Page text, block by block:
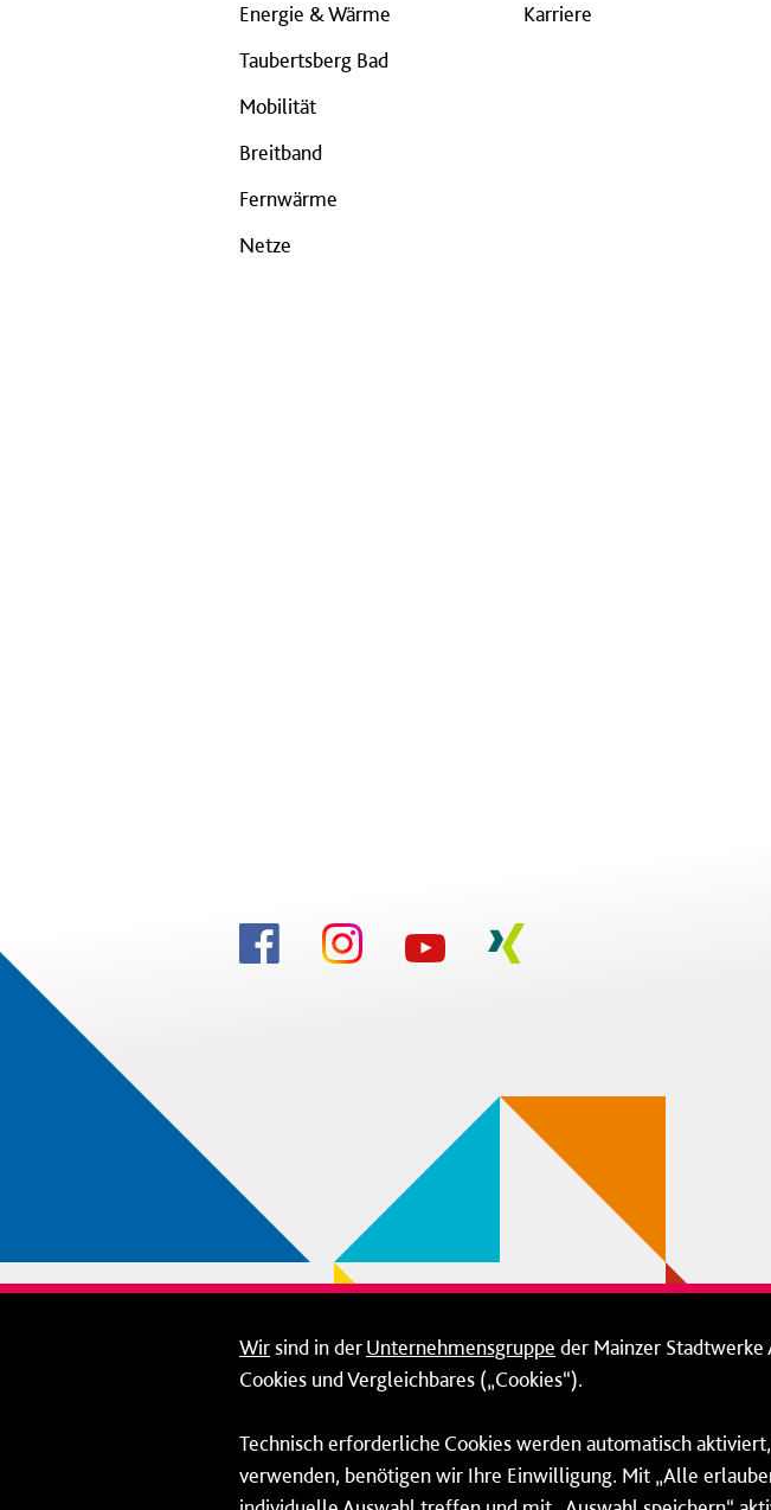
Energie & Wärme
Taubertsberg Bad
Mobilität
Breitband
Fernwärme
Netze
Karriere
Wirsind in derUnternehmensgruppe der Mainzer
Cookies und Vergleichbares („Cookies“).
Technisch erforderliche Cookies werden automatisch
verwenden, benötigen wir Ihre Einwilligung. Mit „Alle